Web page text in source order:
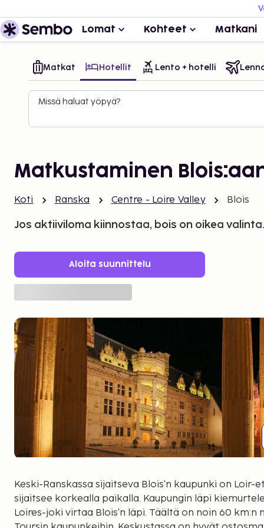
Lomat Kohteet Matkani
Matkat Hotellit Lento + hotelli
Missä haluat yöpyä?
Matkustaminen
Koti Ranska Centre - Loire Valley Blois
Jos aktiiviloma kiinnostaa, bois on oikea valinta.
Aloita suunnittelu
Keski-Ranskassa sijaitseva Blois'n kaupunki on Loir-
sijaitsee korkealla paikalla. Kaupungin läpi
Loires-joki virtaa Blois'n läpi. Täältä on noin 60 km:n